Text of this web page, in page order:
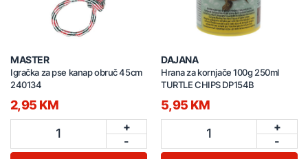
MASTER
Igračka za pse kanap obruč 45cm
240134
2,95 KM
1
+
-
DAJANA
Hrana za kornjače 100g 250ml
TURTLE CHIPS DP154B
5,95 KM
1
+
-